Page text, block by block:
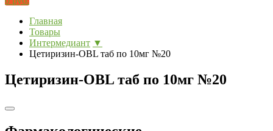
Главная
Товары
Интермедиант ▼
Цетиризин-OBL таб по 10мг №20
Цетиризин-OBL таб по 10мг №20